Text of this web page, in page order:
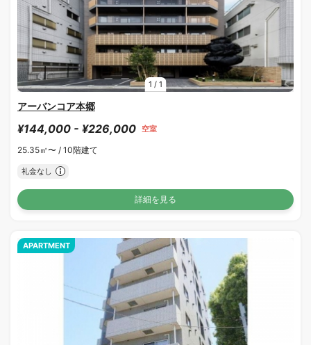
1 / 1
アーバンコア本郷
¥144,000 - ¥226,000 空室
25.35㎡〜 / 10階建て
礼金なし
詳細を見る
APARTMENT